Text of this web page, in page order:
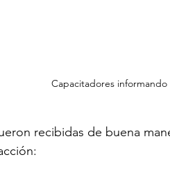
Capacitadores informando
recibidas de buena